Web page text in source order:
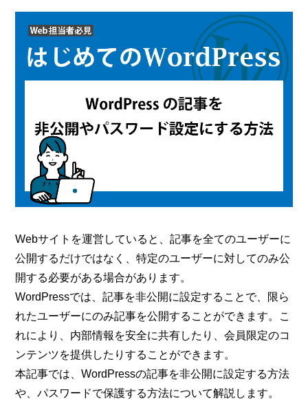
Webサイトを運営していると、記事を全てのユーザーに
公開するだけではなく、特定のユーザーに対してのみ公
開する必要がある場合があります。
WordPressでは、記事を非公開に設定することで、限ら
れたユーザーにのみ記事を公開することができます。こ
れにより、内部情報を安全に共有したり、会員限定のコ
ンテンツを提供したりすることができます。
本記事では、WordPressの記事を非公開に設定する方法
や、パスワードで保護する方法について解説します。